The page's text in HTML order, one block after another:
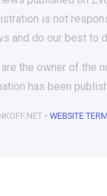
is not
and do our best to
the owner of the
has been
• WEBSITE